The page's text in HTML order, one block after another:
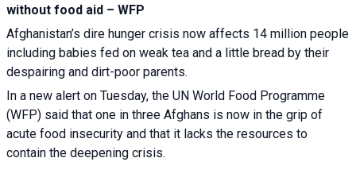
without food aid – WFP
Afghanistan’s dire hunger crisis now affects 14 million people
including babies fed on weak tea and a little bread by their
despairing and dirt-poor parents.
In a new alert on Tuesday, the UN World Food Programme
(WFP) said that one in three Afghans is now in the grip of
acute food insecurity and that it lacks the resources to
contain the deepening crisis.